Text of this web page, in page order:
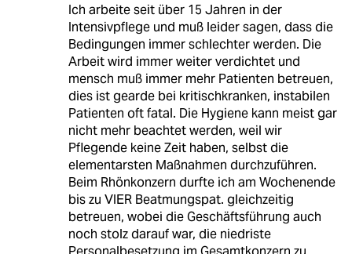
Ich arbeite seit über 15 Jahren in der
Intensivpflege und muß leider sagen, dass die
Bedingungen immer schlechter werden. Die
Arbeit wird immer weiter verdichtet und
mensch muß immer mehr Patienten betreuen,
dies ist gearde bei kritischkranken, instabilen
Patienten oft fatal. Die Hygiene kann meist gar
nicht mehr beachtet werden, weil wir
Pflegende keine Zeit haben, selbst die
elementarsten Maßnahmen durchzuführen.
Beim Rhönkonzern durfte ich am Wochenende
bis zu VIER Beatmungspat. gleichzeitig
betreuen, wobei die Geschäftsführung auch
noch stolz darauf war, die niedriste